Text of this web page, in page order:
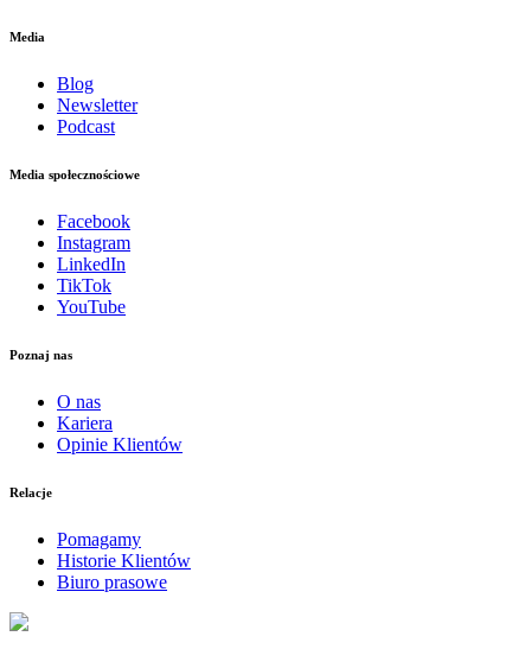
Media
Blog
Newsletter
Podcast
Media społecznościowe
Facebook
Instagram
LinkedIn
TikTok
YouTube
Poznaj nas
O nas
Kariera
Opinie Klientów
Relacje
Pomagamy
Historie Klientów
Biuro prasowe